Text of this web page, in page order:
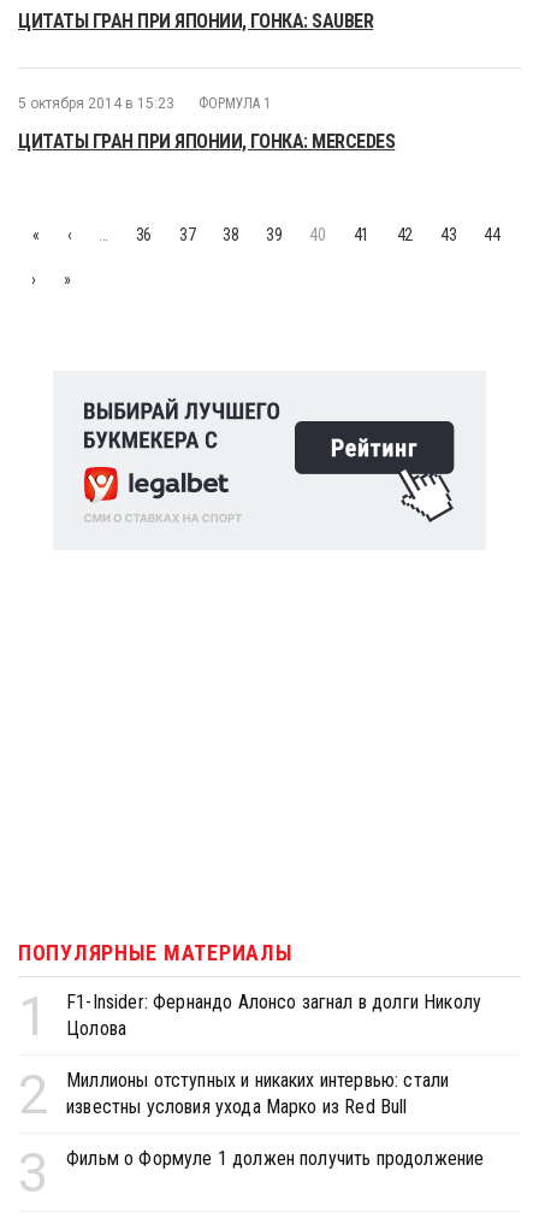
ЦИТАТЫ ГРАН ПРИ ЯПОНИИ, ГОНКА: SAUBER
5 октября 2014 в 15:23 ФОРМУЛА 1
ЦИТАТЫ ГРАН ПРИ ЯПОНИИ, ГОНКА: MERCEDES
« ‹ 36 37 38 39 40 41 42 43 44
› »
ПОПУЛЯРНЫЕ МАТЕРИАЛЫ
1
F1-Insider: Фернандо Алонсо загнал в долги Николу
Цолова
2
Миллионы отступных и никаких интервью: стали
известны условия ухода Марко из Red Bull
3 Фильм о Формуле 1 должен получить продолжение